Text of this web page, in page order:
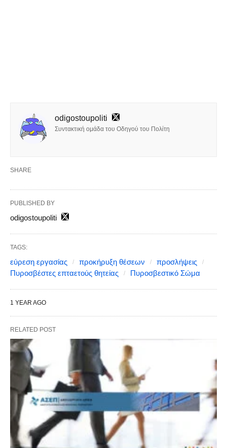
odigostoupoliti
Συντακτική ομάδα του Οδηγού του Πολίτη
SHARE
PUBLISHED BY
odigostoupoliti
TAGS:
εύρεση εργασίας προκήρυξη θέσεων
προσλήψεις
Πυροσβέστες επταετούς θητείας
Πυροσβεστικό Σώμα
1 YEAR AGO
RELATED POST